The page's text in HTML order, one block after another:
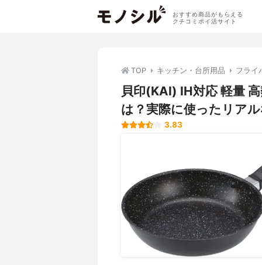
おすすめ商品がもらえる
クチコミポイ活サイト
TOP キッチン・台所用品 フライ
貝印(KAI) IH対応 軽量
は？実際に使ったリア
3.83